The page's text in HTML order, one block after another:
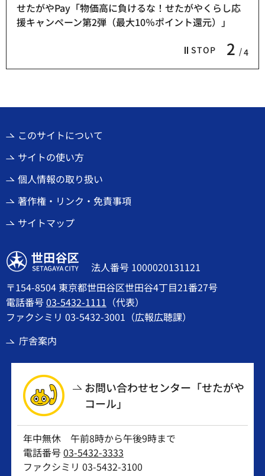
STOP 2 4
せたがやPay「物価高に負けるな！せたがやくらし応
援キャンペーン第2弾（最大10％ポイント還元）」
このサイトについて
サイトの使い方
個人情報の取り扱い
著作権・リンク・免責事項
サイトマップ
世田谷区
法人番号 1000020131121
〒154-8504 東京都世田谷区世田谷4丁目21番27号
電話番号03-5432-1111 （代表）
ファクシミリ 03-5432-3001（広報広聴課）
庁舎案内
お問い合わせセンター「せたがや
コール」
年中無休 午前8時から午後9時まで
電話番号03-5432-3333
ファクシミリ 03-5432-3100